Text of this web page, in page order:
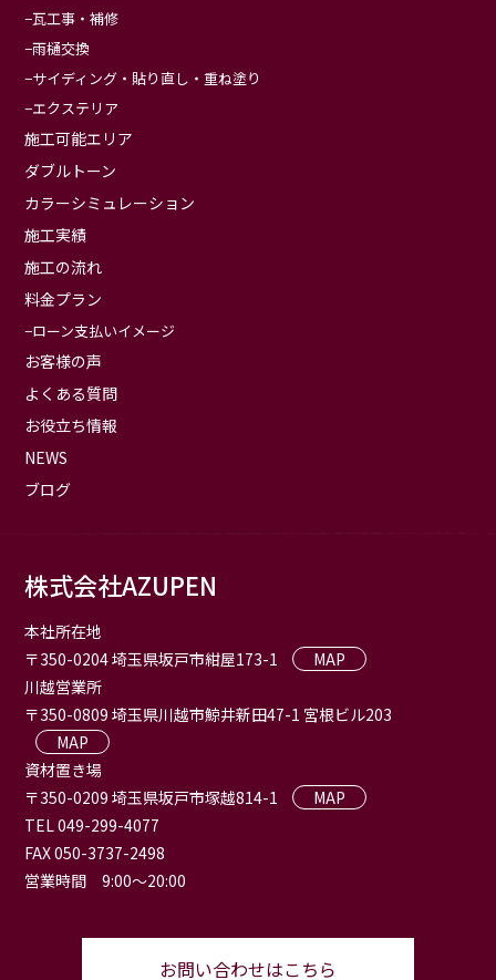
瓦工事・補修
雨樋交換
サイディング・貼り直し・重ね塗り
エクステリア
施工可能エリア
ダブルトーン
カラーシミュレーション
施工実績
施工の流れ
料金プラン
ローン支払いイメージ
お客様の声
よくある質問
お役立ち情報
NEWS
ブログ
株式会社AZUPEN
本社所在地
〒350-0204 埼玉県坂戸市紺屋173-1
MAP
川越営業所
〒350-0809 埼玉県川越市鯨井新田47-1 宮根ビル203
MAP
資材置き場
〒350-0209 埼玉県坂戸市塚越814-1
MAP
TEL 049-299-4077
FAX 050-3737-2498
営業時間 9:00〜20:00
お問い合わせはこちら